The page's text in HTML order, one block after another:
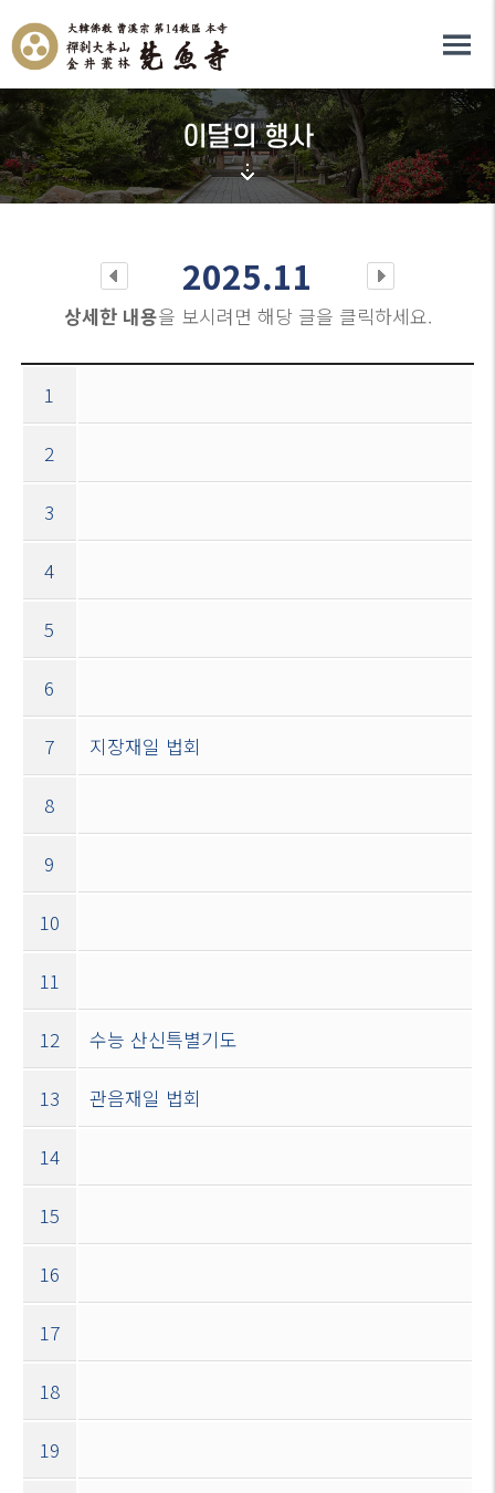
이달의 행사
2025.11
상세한 내용을 보시려면 해당 글을 클릭하세요.
1
2
3
4
5
6
7 지장재일 법회
8
9
10
11
12 수능 산신특별기도
13 관음재일 법회
14
15
16
17
18
19